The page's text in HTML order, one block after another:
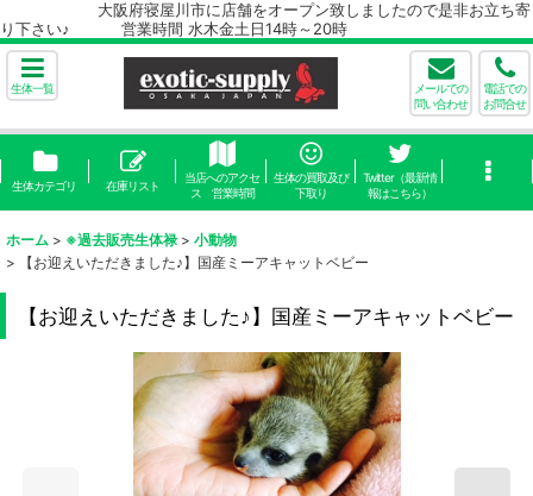
大阪府寝屋川市に店舗をオープン致しましたので是非お立ち寄
り下さい♪ 営業時間 水木金土日14時～20時
生体一覧
メールでの
問い合わせ
電話での
お問合せ
生体カテゴリ 在庫リスト
当店へのアクセ
ス 営業時間
生体の買取及び
下取り
Twitter（最新情
報はこちら）
ホーム > ※過去販売生体禄 > 小動物
>
【お迎えいただきました♪】国産ミーアキャットベビー
【お迎えいただきました♪】国産ミーアキャットベビー